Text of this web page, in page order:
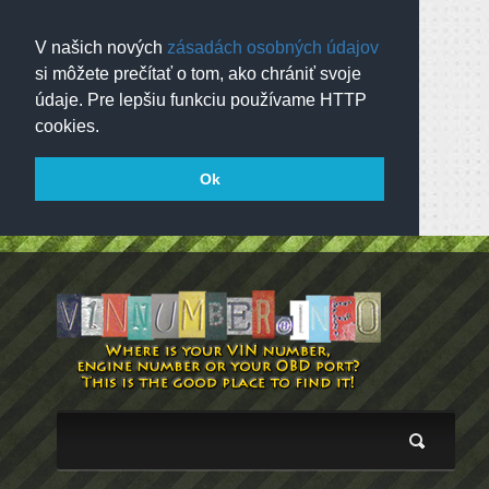
V našich nových zásadách osobných údajov
si môžete prečítať o tom, ako chrániť svoje
údaje. Pre lepšiu funkciu používame HTTP
cookies.
Ok